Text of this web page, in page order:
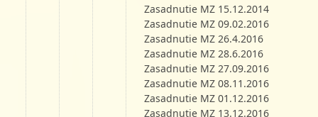
Zasadnutie MZ 15.12.2014
Zasadnutie MZ 09.02.2016
Zasadnutie MZ 26.4.2016
Zasadnutie MZ 28.6.2016
Zasadnutie MZ 27.09.2016
Zasadnutie MZ 08.11.2016
Zasadnutie MZ 01.12.2016
Zasadnutie MZ 13.12.2016